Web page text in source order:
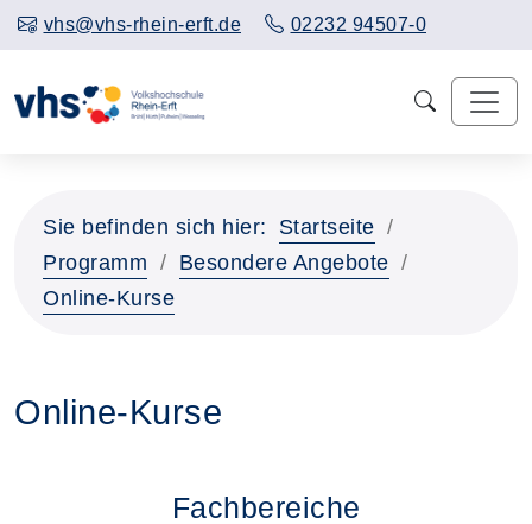
vhs@vhs-rhein-erft.de 02232 94507-0
Sie befinden sich hier:
Startseite
Programm
Besondere Angebote
Online-Kurse
Online-Kurse
Fachbereiche